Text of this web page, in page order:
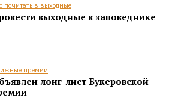
почитать в выходные
выходные в заповеднике
премии
лонг-лист Букеровской